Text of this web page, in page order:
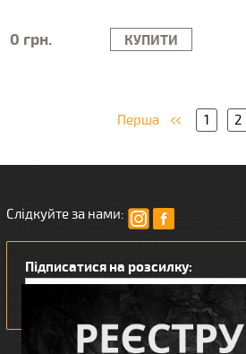
0 грн. КУПИТИ
Перша 1 2
Слідкуйте за нами:
Підписатися на розсилку: